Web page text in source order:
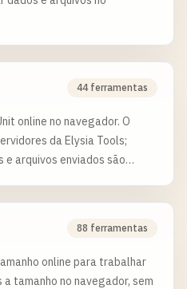
44 ferramentas
online no navegador. O
da Elysia Tools;
arquivos enviados são
88 ferramentas
online para trabalhar
tamanho no navegador, sem